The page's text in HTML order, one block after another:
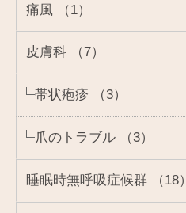
痛風 （1）
皮膚科 （7）
帯状疱疹 （3）
爪のトラブル （3）
睡眠時無呼吸症候群 （18）